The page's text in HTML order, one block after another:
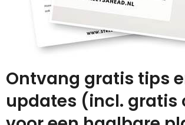
Ontvang gratis tips
updates (incl. gratis